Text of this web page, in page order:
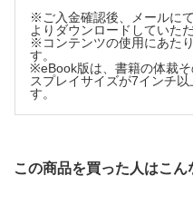
2 股関節外転筋力
3 股関節外旋・内旋筋力
4 スクワットによる股関
5 片足立ちによる中殿筋筋
6章 肩関節症例を想定した検
6-1．肩関節ROM検査
5 肩関節内旋ROM検査①
3 足関節MMT
D．回復期の下肢徒手筋
1 膝関節MMT
2 股関節MMT
1 膝関節ROM検査
※ご入金確認後、メールに
よりダウンロードしていた
※コンテンツの使用にあた
す。
※eBook版は、書籍の体裁
スプレイサイズが7インチ
す。
この商品を買った人はこ